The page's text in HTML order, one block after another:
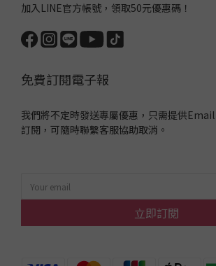
加入LINE官方帳號，領取50元優惠碼！
免費訂閱電子報
我們將不定時發送專屬優惠，只需提供
訂閱，可隨時聯繫客服協助取消。
立即訂閱